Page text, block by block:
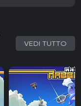
VEDI TUTTO